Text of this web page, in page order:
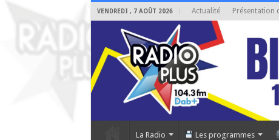
VENDREDI , 7 AOÛT 2026 Actualité Présentation
La Radio Les programmes